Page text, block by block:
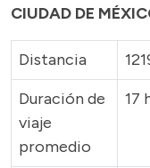
CIUDAD DE
Distancia
Duración de
viaje
promedio
17